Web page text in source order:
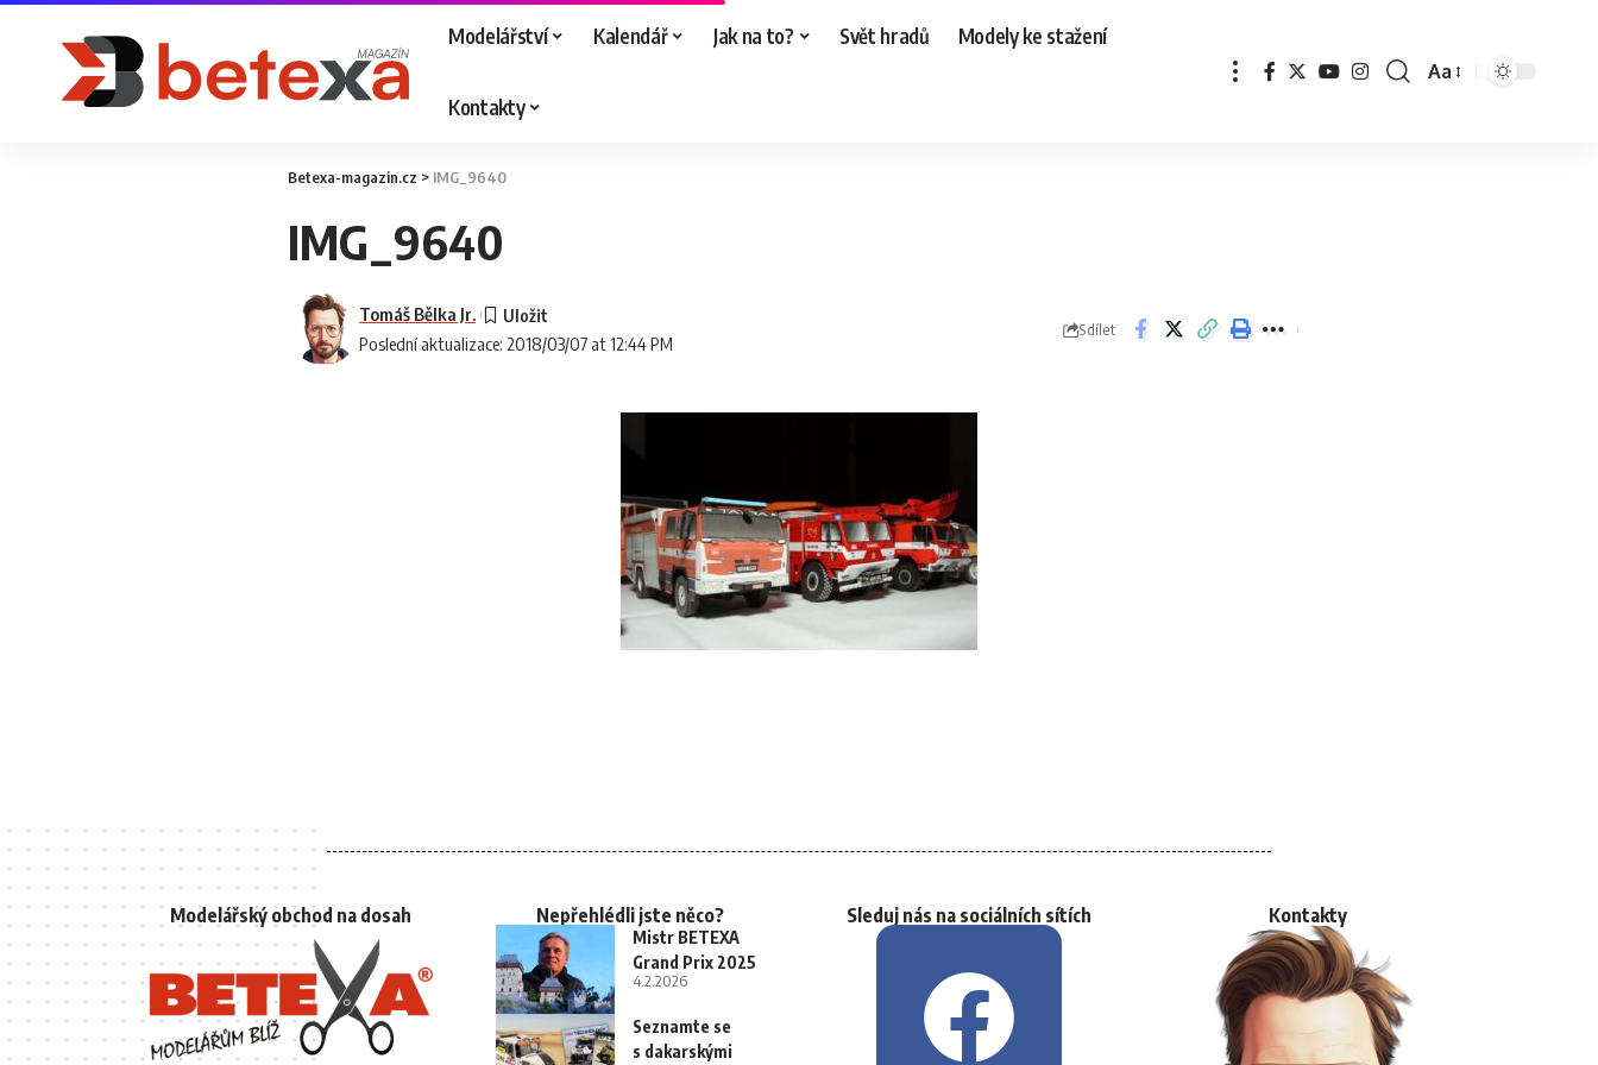
Modelářství Kalendář Jak na to? Svět hradů Modely ke stažení
Kontakty
Aa
Betexa-magazin.cz > IMG_9640
IMG_9640
Poslední aktualizace: 2018/03/07 at 12:44 PM
Tomáš Bělka Jr.
Sdílet
Modelářský obchod na dosah Nepřehlédli jste něco?
Mistr BETEXA
Grand Prix 2025
4.2.2026
Seznamte se
s dakarskými
Sleduj nás na sociálních sítích Kontakty